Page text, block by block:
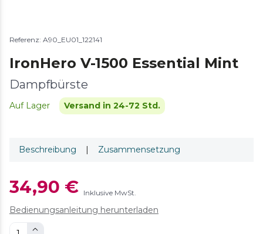
Referenz: A90_EU01_122141
IronHero V-1500 Essential Mint
Dampfbürste
Auf Lager Versand in 24-72 Std.
Beschreibung | Zusammensetzung
34,90 € Inklusive MwSt.
Bedienungsanleitung herunterladen